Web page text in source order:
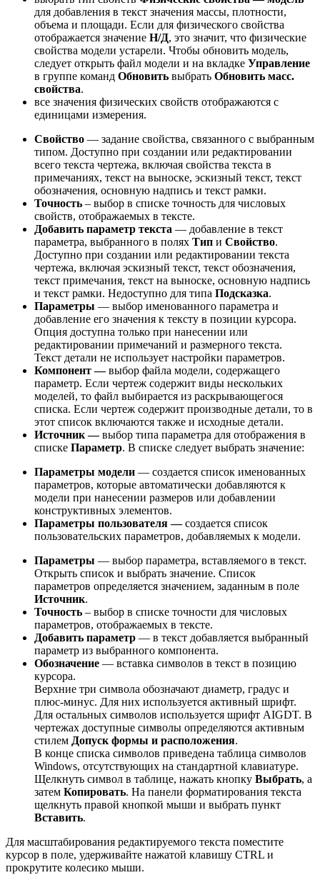
для добавления в текст значения массы, плотности,
объема и площади. Если для физического свойства
отображается значение Н/Д, это значит, что физические
свойства модели устарели. Чтобы обновить модель,
следует открыть файл модели и на вкладке Управление
в группе команд Обновить выбрать Обновить масс.
свойства.
все значения физических свойств отображаются с
единицами измерения.
Свойство — задание свойства, связанного с выбранным
типом. Доступно при создании или редактировании
всего текста чертежа, включая свойства текста в
примечаниях, текст на выноске, эскизный текст, текст
обозначения, основную надпись и текст рамки.
Точность – выбор в списке точность для числовых
свойств, отображаемых в тексте.
Добавить параметр текста — добавление в текст
параметра, выбранного в полях Тип и Свойство.
Доступно при создании или редактировании текста
чертежа, включая эскизный текст, текст обозначения,
текст примечания, текст на выноске, основную надпись
и текст рамки. Недоступно для типа Подсказка.
Параметры — выбор именованного параметра и
добавление его значения к тексту в позиции курсора.
Опция доступна только при нанесении или
редактировании примечаний и размерного текста.
Текст детали не использует настройки параметров.
Компонент —выбор файла модели, содержащего
параметр. Если чертеж содержит виды нескольких
моделей, то файл выбирается из раскрывающегося
списка. Если чертеж содержит производные детали, то в
этот список включаются также и исходные детали.
Источник —выбор типа параметра для отображения в
списке Параметр. В списке следует выбрать значение:
Параметры модели — создается список именованных
параметров, которые автоматически добавляются к
модели при нанесении размеров или добавлении
конструктивных элементов.
Параметры пользователя —создается список
пользовательских параметров, добавляемых к модели.
Параметры — выбор параметра, вставляемого в текст.
Открыть список и выбрать значение. Список
параметров определяется значением, заданным в поле
Источник.
Точность – выбор в списке точности для числовых
параметров, отображаемых в тексте.
Добавить параметр — в текст добавляется выбранный
параметр из выбранного компонента.
Обозначение — вставка символов в текст в позицию
курсора.
Верхние три символа обозначают диаметр, градус и
плюс-минус. Для них используется активный шрифт.
Для остальных символов используется шрифт AIGDT. В
чертежах доступные символы определяются активным
стилем Допуск формы и расположения.
В конце списка символов приведена таблица символов
Windows, отсутствующих на стандартной клавиатуре.
Щелкнуть символ в таблице, нажать кнопку Выбрать, а
затем Копировать. На панели форматирования текста
щелкнуть правой кнопкой мыши и выбрать пункт
Вставить.
Для масштабирования редактируемого текста поместите
курсор в поле, удерживайте нажатой клавишу CTRL и
прокрутите колесико мыши.